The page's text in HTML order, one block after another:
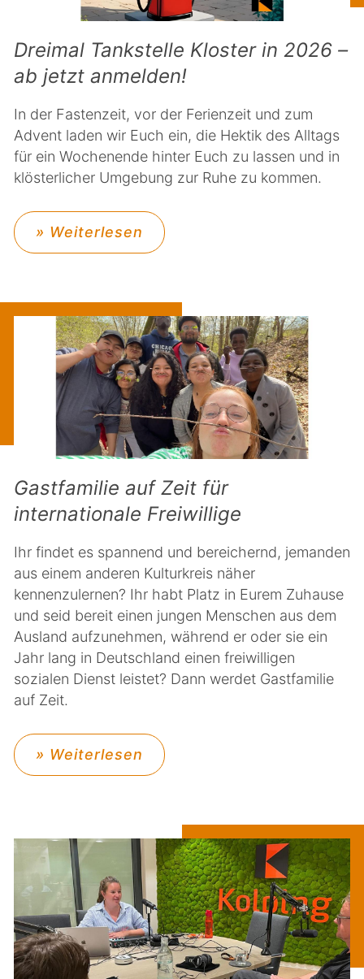
Dreimal Tankstelle Kloster in 2026 –
ab jetzt anmelden!
In der Fastenzeit, vor der Ferienzeit und zum
Advent laden wir Euch ein, die Hektik des Alltags
für ein Wochenende hinter Euch zu lassen und in
klösterlicher Umgebung zur Ruhe zu kommen.
» Weiterlesen
Gastfamilie auf Zeit für
internationale Freiwillige
Ihr findet es spannend und bereichernd, jemanden
aus einem anderen Kulturkreis näher
kennenzulernen? Ihr habt Platz in Eurem Zuhause
und seid bereit einen jungen Menschen aus dem
Ausland aufzunehmen, während er oder sie ein
Jahr lang in Deutschland einen freiwilligen
sozialen Dienst leistet? Dann werdet Gastfamilie
auf Zeit.
» Weiterlesen